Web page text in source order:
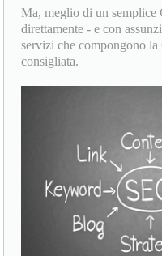
Ma, meglio di un
direttamente - e con
servizi che compongono
consigliata.